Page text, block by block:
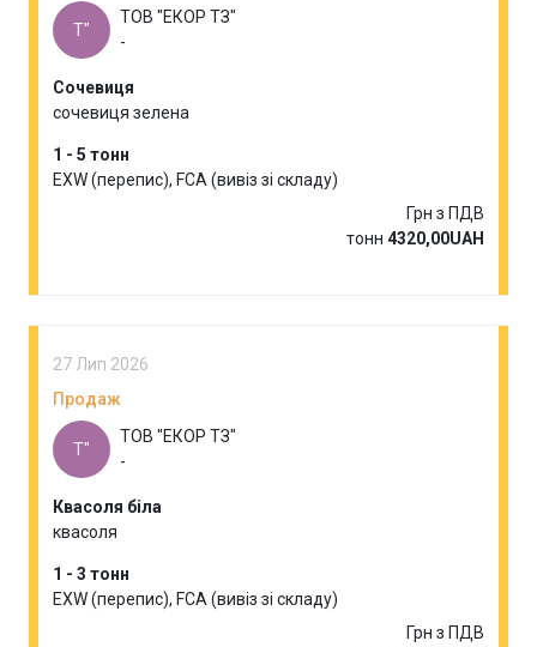
Т"
ТОВ "ЕКОР ТЗ"
-
Сочевиця
сочевиця зелена
1 - 5 тонн
EXW (перепис), FCA (вивіз зі складу)
Грн з ПДВ
тонн 4320,00UAH
27 Лип 2026
Продаж
Т"
ТОВ "ЕКОР ТЗ"
-
Квасоля біла
квасоля
1 - 3 тонн
EXW (перепис), FCA (вивіз зі складу)
Грн з ПДВ